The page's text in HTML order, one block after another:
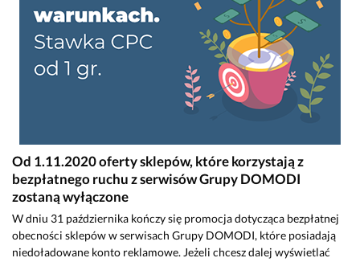
Od 1.11.2020 oferty sklepów, które korzystają z
bezpłatnego ruchu z serwisów Grupy DOMODI
zostaną wyłączone
W dniu 31 października kończy się promocja dotycząca bezpłatnej
obecności sklepów w serwisach Grupy DOMODI, które posiadają
niedoładowane konto reklamowe. Jeżeli chcesz dalej wyświetlać